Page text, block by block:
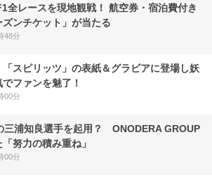
全レースを現地観戦！ 航空券・宿泊費付き
ズンチケット」が当たる
48分
「スピリッツ」の表紙＆グラビアに登場し妖
ファンを魅了！
00分
三浦知良選手を起用？ ONODERA GROUP
努力の積み重ね」
00分